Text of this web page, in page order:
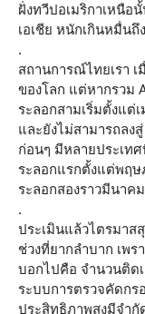
ฝั่งทวีปอเมริกาเหนือ
เอเชีย หนักเกินหมื่นถึ
.
สถานการณ์ไทยเรา เ
ของโลก แต่หากรวม
ระลอกสามเริ่มตั้งแต่
และยังไม่สามารถลง
ก่อนๆ มีหลายประเท
ระลอกแรกตั้งแต่พฤษ
ระลอกสองราวมีนาค
.
ประเมินแล้วไตรมา
ช่วงที่ยากลำบาก เพร
บอกไปคือ จำนวนติด
ระบบการตรวจคัดก
ประสิทธิภาพสูงมีจำกั